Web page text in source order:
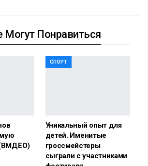
Понравиться
(ВМДЕО)
СПОРТ
Уникальный опыт для
детей. Именитые
гроссмейстеры
сыграли с участниками